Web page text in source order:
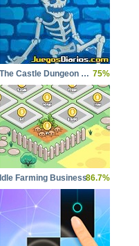
The Castle Dungeon Clicker 75%
Idle Farming Business86.7%